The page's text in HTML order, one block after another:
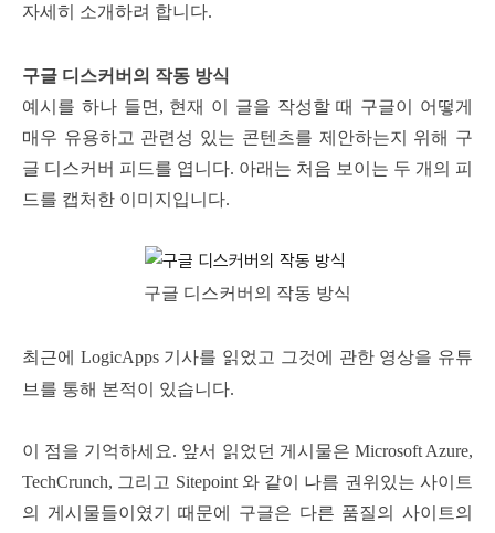
자세히 소개하려 합니다.
구글 디스커버의 작동 방식
예시를 하나 들면, 현재 이 글을 작성할 때 구글이 어떻게
매우 유용하고 관련성 있는 콘텐츠를 제안하는지 위해 구
글 디스커버 피드를 엽니다. 아래는 처음 보이는 두 개의 피
드를 캡처한 이미지입니다.
구글 디스커버의 작동 방식
최근에 LogicApps 기사를 읽었고 그것에 관한 영상을 유튜
브를 통해 본적이 있습니다.
이 점을 기억하세요. 앞서 읽었던 게시물은 Microsoft Azure,
TechCrunch, 그리고 Sitepoint 와 같이 나름 권위있는 사이트
의 게시물들이였기 때문에 구글은 다른 품질의 사이트의